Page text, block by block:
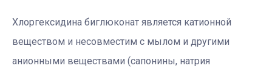
Хлоргексидина биглюконат является катионной
веществом и несовместим с мылом и другими
анионными веществами (сапонины, натрия